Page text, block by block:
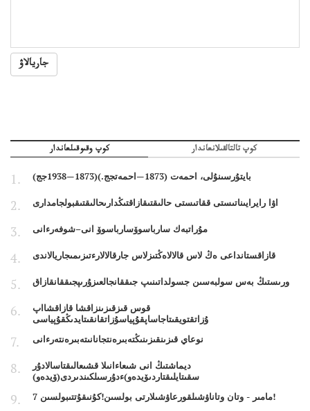
جاريالاۋ
كوپ وقىوقىلعاندار كوپ تالتالقىلانعاندار
بايتۇرسىنۇلى، احمەت (1873—احمەتجج.)(1873—1938جج)
اۋا رايرايىناتىستى ققاتىستى حالىقتىقازاقتىڭدارىحالىقتىقبولجامدارى
مۇراتبەك سارباسوۆسارباسوۆ انى–شوفەرءانى
قازاقستانداعى ەڭ لاس قالالاەڭتىزلاس جارقالالارءتىزىمىجاريالاندى
ورىستىڭ بەس سولبەسىن جسولداتىنىپ جىققانجالعىزۇرىپجىققانقازاق
قوس قىزقىزىنزاقشا قازاقشااپ
ۇزاتقتويقىتاجاساپقۇپياسۇزاتقانقىتايدىڭقۇپياسى
نوعاي قىزىنقىزىنىڭتەبىرەنتجانانىتەبىرەنتەرءانى
ديماشتىڭ انى شىعاءانىلا قشىعالىقتاسالادۇر
سقىتايلىقتاردىۆيدەو)ءدۇرسىلكىندىردى(ۆيدەو)
7 مامىر - وتان وتاناۋشىلقورعاۋشىلارتى بولسىن!كۇنىقۇتتىبولسىن!